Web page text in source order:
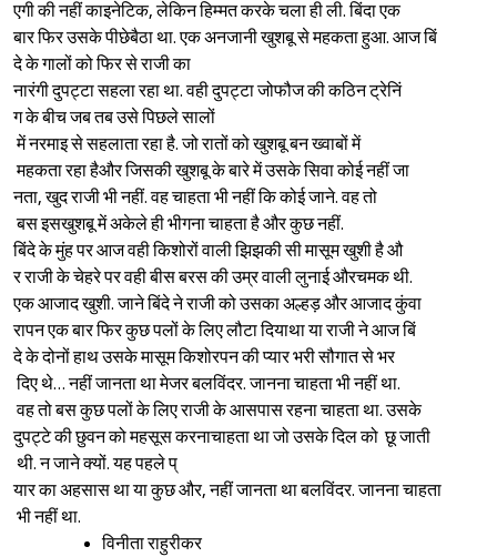
Sign in
एगी की नहीं काइनेटिक, लेकिन हिम्मत करके चला ही ली. बिंदा एक
बार फिर उसके पीछेबैठा था. एक अनजानी खुशबू से महकता हुआ. आज बिं
दे के गालों को फिर से राजी का
नारंगी दुपट्टा सहला रहा था. वही दुपट्टा जोफौज की कठिन ट्रेनिं
ग के बीच जब तब उसे पिछले सालों
में नरमाइ से सहलाता रहा है. जो रातों को खुशबू बन ख्वाबों में
महकता रहा हैऔर जिसकी खुशबू केबारे में उसके सिवा कोई नहीं जा
नता, खुद राजी भी नहीं. वह चाहता भी नहीं कि कोई जाने. वह तो
बस इसखुशबू में अकेले ही भीगनाचाहता है और कुछ नहीं.
बिंदे के मुंह पर आज वही किशोरों वाली झिझकी सी मासूम खुशी है औ
र राजी के चेहरे पर वही बीस बरसकी उम्र वाली लुनाई औरचमक थी.
एक आजाद खुशी. जाने बिंदे ने राजी को उसका अल्हड़ और आजाद कुंवा
रापन एक बार फिर कुछ पलों के लिए लौटा दियाथा या राजी ने आज बिं
दे के दोनों हाथ उसके मासूम किशोरपन की प्यार भरी सौगात से भर
दिए थे… नहीं जानता था मेजर बलविंदर. जानना चाहता भी नहीं था.
वह तो बस कुछ पलों के लिए राजीके आसपास रहना चाहता था. उसके
दुपट्टे की छुवन को महसूस करनाचाहता था जो उसके दिल को छू जाती
थी. न जाने क्यों. यह पहले प्
यार का अहसास था या कुछ और, नहीं जानता था बलविंदर. जानना चाहता
भी नहीं था.
विनीता राहुरीकर